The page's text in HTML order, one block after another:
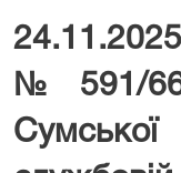
№ 591/